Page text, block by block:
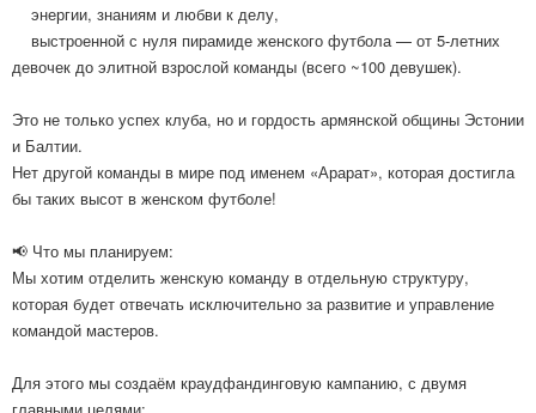
энергии, знаниям и любви к делу,
выстроенной с нуля пирамиде женского футбола — от 5-летних
девочек до элитной взрослой команды (всего ~100 девушек).
Это не только успех клуба, но и гордость армянской общины Эстонии
и Балтии.
Нет другой команды в мире под именем «Арарат», которая достигла
бы таких высот в женском футболе!
📢 Что мы планируем:
Мы хотим отделить женскую команду в отдельную структуру,
которая будет отвечать исключительно за развитие и управление
командой мастеров.
Для этого мы создаём краудфандинговую кампанию, с двумя